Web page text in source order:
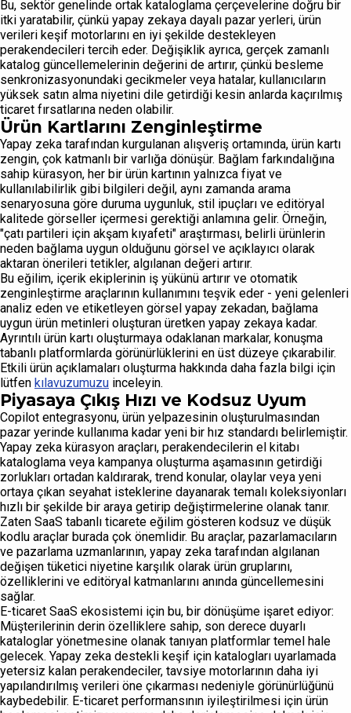
Bu, sektör genelinde ortak kataloglama çerçevelerine doğru bir
itki yaratabilir, çünkü yapay zekaya dayalı pazar yerleri, ürün
verileri keşif motorlarını en iyi şekilde destekleyen
perakendecileri tercih eder. Değişiklik ayrıca, gerçek zamanlı
katalog güncellemelerinin değerini de artırır, çünkü besleme
senkronizasyonundaki gecikmeler veya hatalar, kullanıcıların
yüksek satın alma niyetini dile getirdiği kesin anlarda kaçırılmış
ticaret fırsatlarına neden olabilir.
Ürün Kartlarını Zenginleştirme
Yapay zeka tarafından kurgulanan alışveriş ortamında, ürün kartı
zengin, çok katmanlı bir varlığa dönüşür. Bağlam farkındalığına
sahip kürasyon, her bir ürün kartının yalnızca fiyat ve
kullanılabilirlik gibi bilgileri değil, aynı zamanda arama
senaryosuna göre duruma uygunluk, stil ipuçları ve editöryal
kalitede görseller içermesi gerektiği anlamına gelir. Örneğin,
"çatı partileri için akşam kıyafeti" araştırması, belirli ürünlerin
neden bağlama uygun olduğunu görsel ve açıklayıcı olarak
aktaran önerileri tetikler, algılanan değeri artırır.
Bu eğilim, içerik ekiplerinin iş yükünü artırır ve otomatik
zenginleştirme araçlarının kullanımını teşvik eder - yeni gelenleri
analiz eden ve etiketleyen görsel yapay zekadan, bağlama
uygun ürün metinleri oluşturan üretken yapay zekaya kadar.
Ayrıntılı ürün kartı oluşturmaya odaklanan markalar, konuşma
tabanlı platformlarda görünürlüklerini en üst düzeye çıkarabilir.
Etkili ürün açıklamaları oluşturma hakkında daha fazla bilgi için
lütfen kılavuzumuzu inceleyin.
Piyasaya Çıkış Hızı ve Kodsuz Uyum
Copilot entegrasyonu, ürün yelpazesinin oluşturulmasından
pazar yerinde kullanıma kadar yeni bir hız standardı belirlemiştir.
Yapay zeka kürasyon araçları, perakendecilerin el kitabı
kataloglama veya kampanya oluşturma aşamasının getirdiği
zorlukları ortadan kaldırarak, trend konular, olaylar veya yeni
ortaya çıkan seyahat isteklerine dayanarak temalı koleksiyonları
hızlı bir şekilde bir araya getirip değiştirmelerine olanak tanır.
Zaten SaaS tabanlı ticarete eğilim gösteren kodsuz ve düşük
kodlu araçlar burada çok önemlidir. Bu araçlar, pazarlamacıların
ve pazarlama uzmanlarının, yapay zeka tarafından algılanan
değişen tüketici niyetine karşılık olarak ürün gruplarını,
özelliklerini ve editöryal katmanlarını anında güncellemesini
sağlar.
E-ticaret SaaS ekosistemi için bu, bir dönüşüme işaret ediyor:
Müşterilerinin derin özelliklere sahip, son derece duyarlı
kataloglar yönetmesine olanak tanıyan platformlar temel hale
gelecek. Yapay zeka destekli keşif için katalogları uyarlamada
yetersiz kalan perakendeciler, tavsiye motorlarının daha iyi
yapılandırılmış verileri öne çıkarması nedeniyle görünürlüğünü
kaybedebilir. E-ticaret performansının iyileştirilmesi için ürün